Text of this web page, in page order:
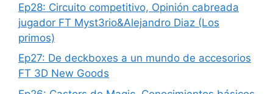
Ep28: Circuito competitivo, Opinión cabreada
jugador FT Myst3rio&Alejandro Diaz (Los
primos)
Ep27: De deckboxes a un mundo de accesorios
FT 3D New Goods